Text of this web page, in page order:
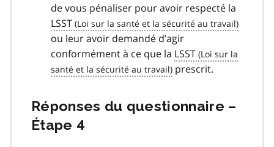
de vous pénaliser pour avoir respecté la
LSST
ou leur avoir demandé d’agir
conformément à ce que la LSST
prescrit.
Réponses du questionnaire –
Étape 4